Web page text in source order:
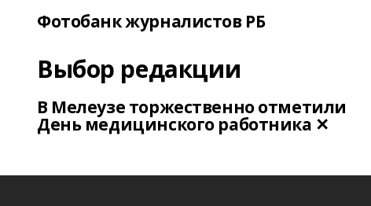
Фотобанк журналистов РБ
Выбор редакции
В Мелеузе торжественно отметили
День медицинского работника ✕